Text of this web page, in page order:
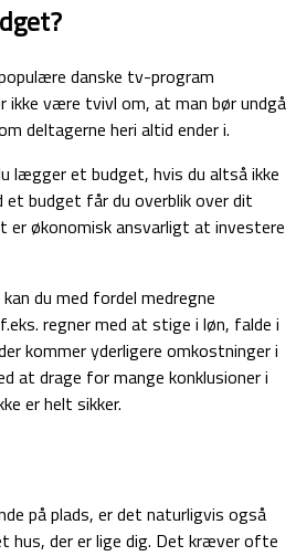
danske tv-program
ikke være tvivl om, at man bør undgå
deltagerne heri altid ender i.
lægger et budget, hvis du altså ikke
et budget får du overblik over dit
er økonomisk ansvarligt at investere
du med fordel medregne
regner med at stige i løn, falde i
kommer yderligere omkostninger i
at drage for mange konklusioner i
er helt sikker.
på plads, er det naturligvis også
hus, der er lige dig. Det kræver ofte